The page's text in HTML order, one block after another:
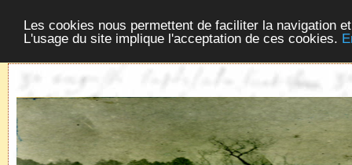
Les cookies nous permettent de faciliter la navigation
L'usage du site implique l'acceptation de ces cookies.